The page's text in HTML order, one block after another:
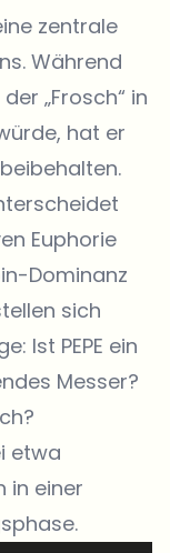
zentrale
Während
„Frosch“ in
hat er
Euphorie
Dominanz
sich
Ist PEPE ein
Messer?
etwa
in einer